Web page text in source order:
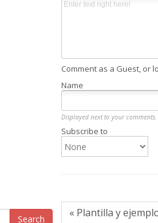
Comment as a Guest, or
Name
Displayed next to your comments.
Subscribe to
« Plantilla y